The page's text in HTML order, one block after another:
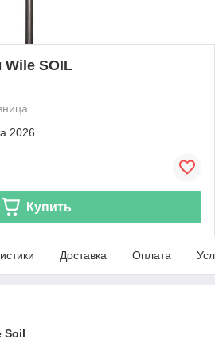
SOIL
2026
Купить
Доставка Оплата
Soil